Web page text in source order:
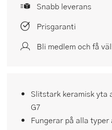
Snabb leverans
Prisgaranti
Bli medlem och få
Slitstark keramisk yta
G7
Fungerar på alla